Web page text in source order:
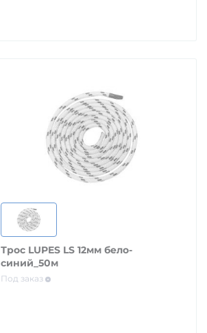
Трос LUPES LS 12мм бело-
синий_50м
Под заказ